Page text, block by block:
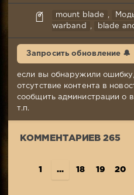
Janycz
12-
Комментариев:
265
Просмотров:
mount blade ,
warband
, blade
Запросить обновление 🔔
если вы обнаружили
отсутствие контента в
сообщить администрации о
т.п.
КОММЕНТАРИЕВ 265
1 ... 18 19 20